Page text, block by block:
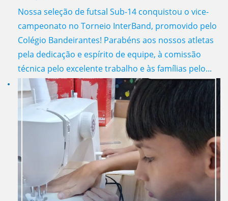
Nossa seleção de futsal Sub-14 conquistou o vice-
campeonato no Torneio InterBand, promovido pelo
Colégio Bandeirantes! Parabéns aos nossos atletas
pela dedicação e espírito de equipe, à comissão
técnica pelo excelente trabalho e às famílias pelo...